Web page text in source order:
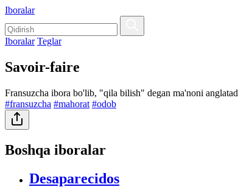
Iboralar
Iboralar Teglar
Savoir-faire
Fransuzcha ibora bo'lib, "qila bilish" degan ma'noni
#fransuzcha #mahorat #odob
Boshqa iboralar
Desaparecidos